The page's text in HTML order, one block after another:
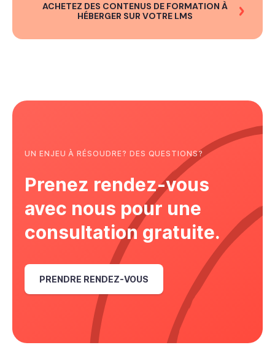
ACHETEZ DES CONTENUS DE FORMATION À
HÉBERGER SUR VOTRE LMS
UN ENJEU À RÉSOUDRE? DES QUESTIONS?
Prenez rendez-vous
avec nous pour une
consultation gratuite.
PRENDRE RENDEZ-VOUS